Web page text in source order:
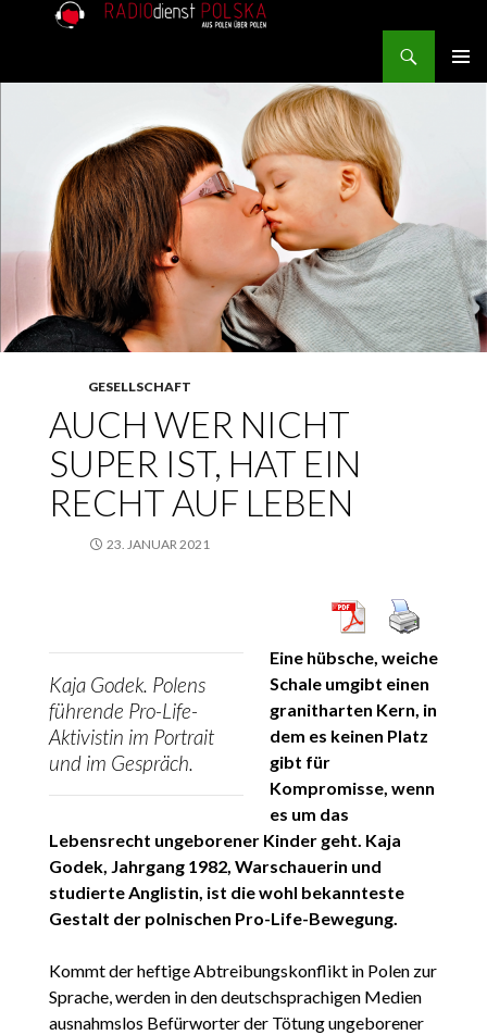
GESELLSCHAFT
AUCH WER NICHT
SUPER IST, HAT EIN
RECHT AUF LEBEN
23. JANUAR 2021
Kaja Godek. Polens
führende Pro-Life-
Aktivistin im Portrait
und im Gespräch.
Eine hübsche, weiche
Schale umgibt einen
granitharten Kern, in
dem es keinen Platz
gibt für
Kompromisse, wenn
es um das
Lebensrecht ungeborener Kinder geht. Kaja
Godek, Jahrgang 1982, Warschauerin und
studierte Anglistin, ist die wohl bekannteste
Gestalt der polnischen Pro-Life-Bewegung.
Kommt der heftige Abtreibungskonflikt in Polen zur
Sprache, werden in den deutschsprachigen Medien
ausnahmslos Befürworter der Tötung ungeborener